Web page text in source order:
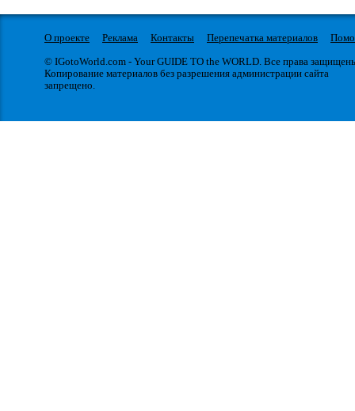
О проекте Реклама Контакты Перепечатка материалов
© IGotoWorld.com - Your GUIDE TO the WORLD. Все права
Копирование материалов без разрешения администрации сайта
запрещено.